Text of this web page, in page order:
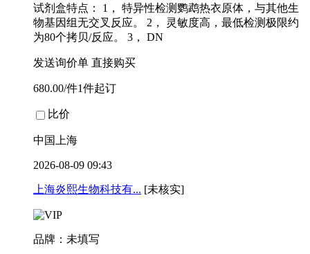
试剂盒特点： 1， 特异性检测鹦鹉热衣原体，与其他生
物基因组无交叉反应。 2， 灵敏度高，最低检测极限约
为80个拷贝/反应。 3， DN
发送询价单 直接购买
680.00/件1件起订
比价
中国上海
2026-08-09 09:43
上海炎熙生物科技有... [未核实]
品牌：未填写